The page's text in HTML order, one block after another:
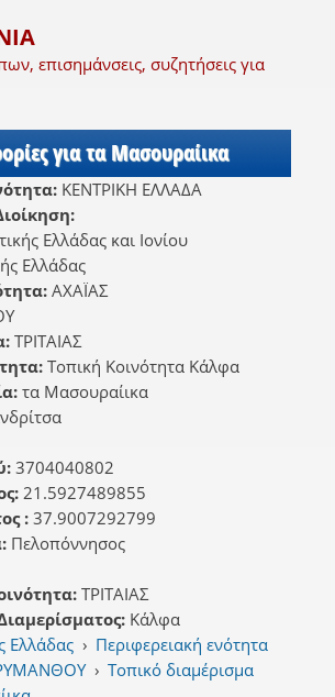
επισημάνσεις, συζητήσεις για
για τα Μασουραίικα
ΚΕΝΤΡΙΚΗ ΕΛΛΑΔΑ
Ελλάδας και Ιονίου
Ελλάδας
ΑΧΑΪΑΣ
ΤΡΙΤΑΙΑΣ
Τοπική Κοινότητα Κάλφα
τα Μασουραίικα
3704040802
21.5927489855
: 37.9007292799
Πελοπόννησος
ΤΡΙΤΑΙΑΣ
Κάλφα
Ελλάδας › Περιφερειακή ενότητα
› Τοπικό διαμέρισμα